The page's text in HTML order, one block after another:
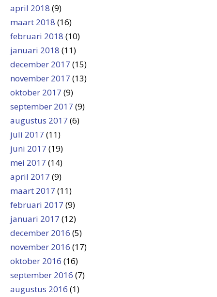
april 2018 (9)
maart 2018 (16)
februari 2018 (10)
januari 2018 (11)
december 2017 (15)
november 2017 (13)
oktober 2017 (9)
september 2017 (9)
augustus 2017 (6)
juli 2017 (11)
juni 2017 (19)
mei 2017 (14)
april 2017 (9)
maart 2017 (11)
februari 2017 (9)
januari 2017 (12)
december 2016 (5)
november 2016 (17)
oktober 2016 (16)
september 2016 (7)
augustus 2016 (1)